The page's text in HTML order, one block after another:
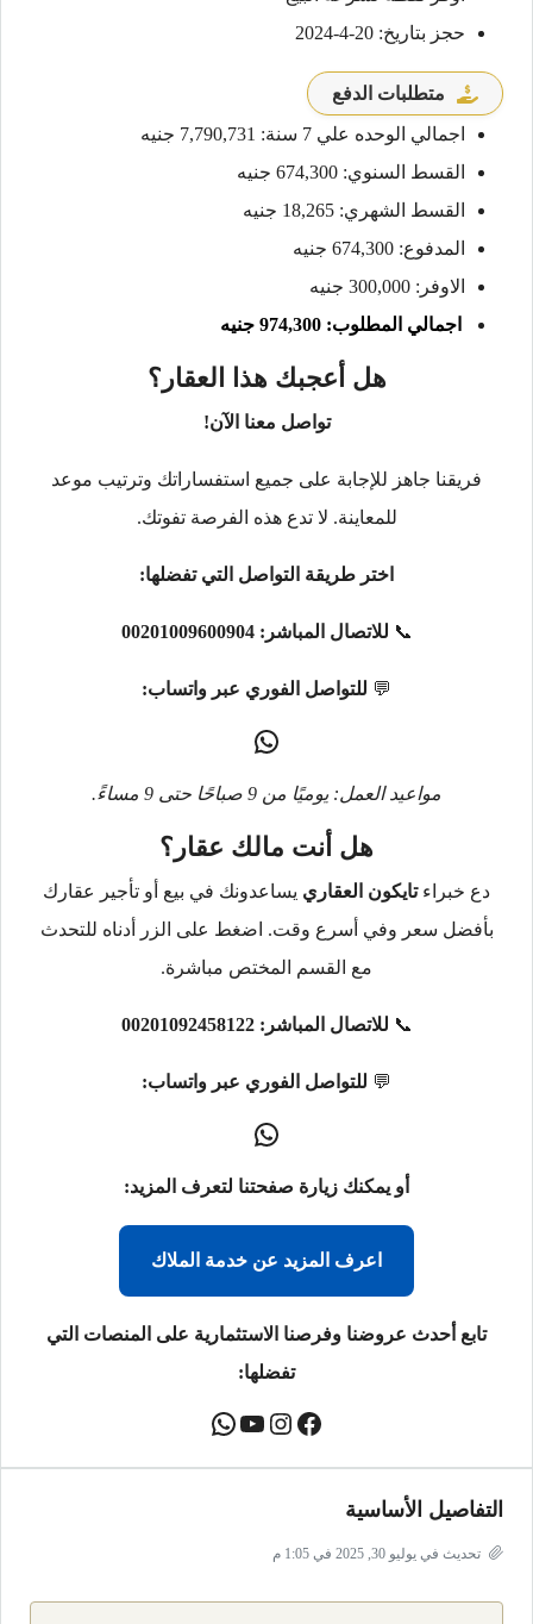
حجز بتاريخ: 20-4-2024
متطلبات الدفع
اجمالي الوحده علي 7 سنة: 7,790,731 جنيه
القسط السنوي: 674,300 جنيه
القسط الشهري: 18,265 جنيه
المدفوع: 674,300 جنيه
الاوفر: 300,000 جنيه
اجمالي المطلوب: 974,300 جنيه
هل أعجبك هذا العقار؟
تواصل معنا الآن!
فريقنا جاهز للإجابة على جميع استفساراتك وترتيب موعد
للمعاينة. لا تدع هذه الفرصة تفوتك.
اختر طريقة التواصل التي تفضلها:
📞 للاتصال المباشر: 00201009600904
💬 للتواصل الفوري عبر واتساب:
مواعيد العمل: يوميًا من 9 صباحًا حتى 9 مساءً.
هل أنت مالك عقار؟
دع خبراءتايكون العقاري يساعدونك في بيع أو تأجير عقارك
بأفضل سعر وفي أسرع وقت. اضغط على الزر أدناه للتحدث
مع القسم المختص مباشرة.
📞 للاتصال المباشر: 00201092458122
💬 للتواصل الفوري عبر واتساب:
أو يمكنك زيارة صفحتنا لتعرف المزيد:
اعرف المزيد عن خدمة الملاك
تابع أحدث عروضنا وفرصنا الاستثمارية على المنصات التي
تفضلها:
التفاصيل الأساسية
تحديث في يوليو 30, 2025 في 1:05 م